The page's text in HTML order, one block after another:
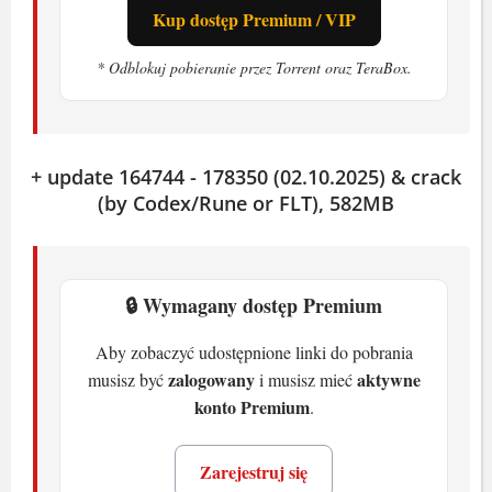
Miejsce na dysku:
40 GB
W Funko Fusion wcielasz się w postacie z
ponad 20 marek. Masz Jurassic World,
Zginąłem. Wiele razy. Ale craftowanie
urządzeń ratuje skórę. Nie obrazisz się.
Tryb kooperacji dla 4 osób zmienia
wszystko. Razem z kumplami rozwalacie
armię Freddy'ego. Gra dostępna jest po
polsku, angielsku, niemiecku i innych
Kup dostęp Premium / VIP
* Odblokuj pobieranie przez Torrent oraz TeraBox.
+ update 164744 - 178350 (02.10.2025) & crack
(by Codex/Rune or FLT), 582MB
🔒 Wymagany dostęp Premium
Aby zobaczyć udostępnione linki do pobrania
musisz byćzalogowanyi musisz miećaktywne
konto Premium.
Zarejestruj się